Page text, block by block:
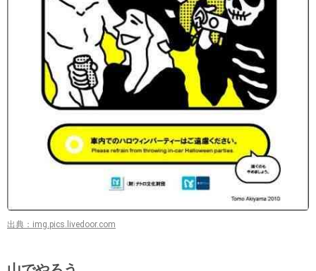
出典：img.pics.livedoor.com